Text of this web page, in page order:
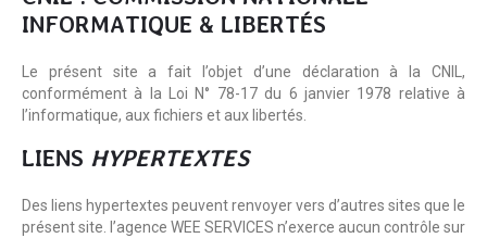
INFORMATIQUE & LIBERTÉS
Le présent site a fait l’objet d’une déclaration à la CNIL,
conformément à la Loi N° 78-17 du 6 janvier 1978 relative à
l’informatique, aux fichiers et aux libertés.
LIENS HYPERTEXTES
Des liens hypertextes peuvent renvoyer vers d’autres sites que le
présent site. l’agence WEE SERVICES n’exerce aucun contrôle sur